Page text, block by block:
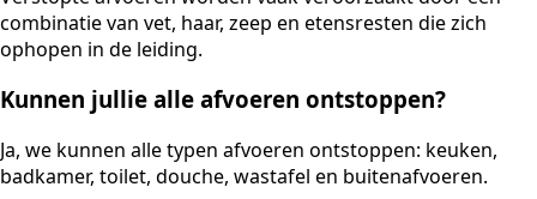
combinatie van vet, haar, zeep en etensresten die zich
ophopen in de leiding.
Kunnen jullie alle afvoeren ontstoppen?
Ja, we kunnen alle typen afvoeren ontstoppen: keuken,
badkamer, toilet, douche, wastafel en buitenafvoeren.